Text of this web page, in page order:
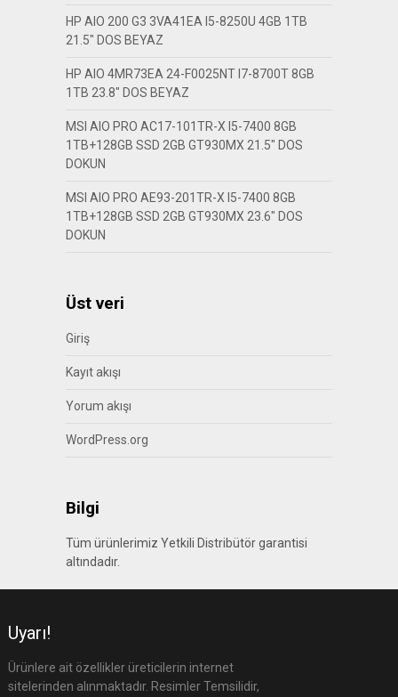
HP AIO 200 G3 3VA41EA I5-8250U 4GB 1TB
21.5″ DOS BEYAZ
HP AIO 4MR73EA 24-F0025NT I7-8700T 8GB
1TB 23.8″ DOS BEYAZ
MSI AIO PRO AC17-101TR-X I5-7400 8GB
1TB+128GB SSD 2GB GT930MX 21.5″ DOS
DOKUN
MSI AIO PRO AE93-201TR-X I5-7400 8GB
1TB+128GB SSD 2GB GT930MX 23.6″ DOS
DOKUN
Üst veri
Giriş
Kayıt akışı
Yorum akışı
WordPress.org
Bilgi
Tüm ürünlerimiz Yetkili Distribütör garantisi
altındadır.
Uyarı!
Ürünlere ait özellikler üreticilerin internet
sitelerinden alınmaktadır. Resimler Temsilidir,